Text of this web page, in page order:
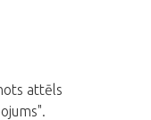
attēls